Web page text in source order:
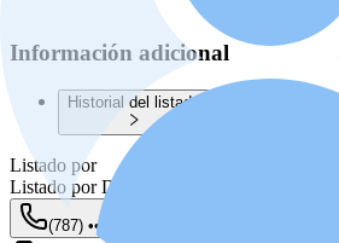
Información adicional
Historial del listado
Listado por
Listado por Denise Ortiz Figueroa
(787) •••-••••